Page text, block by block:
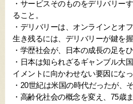
・サービスそのものをデリバリー
ること。
・デリバリーは、オンラインとオ
生き残るには、デリバリーが鍵を握
・学歴社会が、日本の成長の足を
・日本は知られざるギャンブル大
イメントに向かわせない要因になっ
・20世紀は米国の時代だったが、
・高齢化社会の概念を変え、75歳